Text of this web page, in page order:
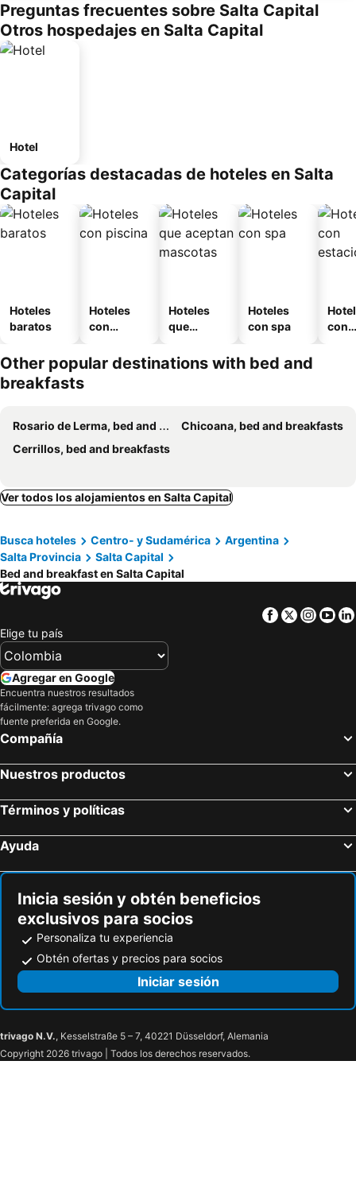
Preguntas frecuentes sobre Salta Capital
Otros hospedajes en Salta Capital
Hotel
Categorías destacadas de hoteles en Salta
Capital
Hoteles
baratos
Hoteles
con
Hoteles
que
mascotas
Hoteles
con spa
con
Other popular destinations with bed and
breakfasts
Rosario de Lerma, bed and breakfasts
Chicoana, bed and breakfasts
Cerrillos, bed and breakfasts
Ver todos los alojamientos en Salta Capital
Busca hoteles Centro- y Sudamérica
Argentina
Salta Provincia
Salta Capital
Bed and breakfast en Salta Capital
Facebook
Twitter
Elige tu país
Agregar en Google
Encuentra nuestros resultados
fácilmente: agrega trivago como
fuente preferida en Google.
Compañía
Nuestros productos
Términos y políticas
Ayuda
Inicia sesión y obtén beneficios
exclusivos para socios
Personaliza tu experiencia
Obtén ofertas y precios para socios
Iniciar sesión
trivago N.V., Kesselstraße 5 – 7, 40221 Düsseldorf, Alemania
Copyright 2026 trivago | Todos los derechos reservados.